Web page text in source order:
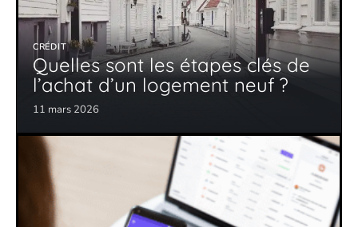
CRÉDIT
Quelles sont les étapes clés de
l’achat d’un logement neuf ?
11 mars 2026